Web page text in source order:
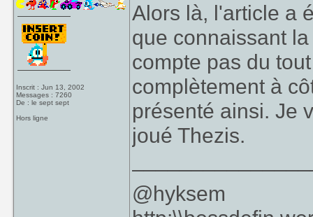
Inscrit : Jun 13, 2002
Messages : 7260
De : le sept sept
Hors ligne
Alors là, l'article a
que connaissant
compte pas du
complètement à
présenté ainsi. Je
joué Thezis.
@hyksem